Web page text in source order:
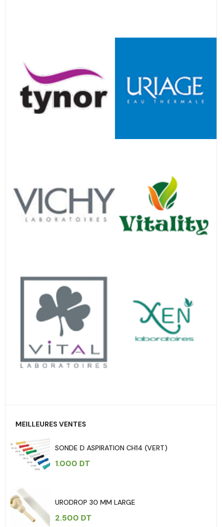
MEILLEURES VENTES
SONDE D ASPIRATION CH14 (VERT)
1.000 DT
URODROP 30 MM LARGE
2.500 DT